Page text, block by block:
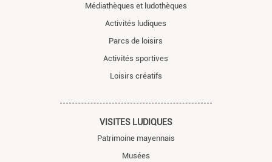
Médiathèques et ludothèques
Activités ludiques
Parcs de loisirs
Activités sportives
Loisirs créatifs
VISITES LUDIQUES
Patrimoine mayennais
Musées